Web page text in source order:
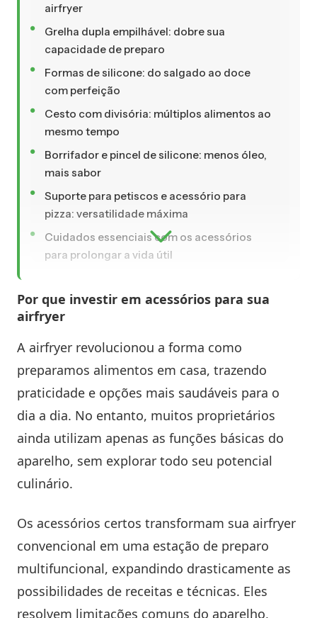
airfryer
Grelha dupla empilhável: dobre sua
capacidade de preparo
Formas de silicone: do salgado ao doce
com perfeição
Cesto com divisória: múltiplos alimentos ao
mesmo tempo
Borrifador e pincel de silicone: menos óleo,
mais sabor
Suporte para petiscos e acessório para
pizza: versatilidade máxima
Cuidados essenciais com os acessórios
para prolongar a vida útil
Por que investir em acessórios para sua
airfryer
A airfryer revolucionou a forma como
preparamos alimentos em casa, trazendo
praticidade e opções mais saudáveis para o
dia a dia. No entanto, muitos proprietários
ainda utilizam apenas as funções básicas do
aparelho, sem explorar todo seu potencial
culinário.
Os acessórios certos transformam sua airfryer
convencional em uma estação de preparo
multifuncional, expandindo drasticamente as
possibilidades de receitas e técnicas. Eles
resolvem limitações comuns do aparelho,